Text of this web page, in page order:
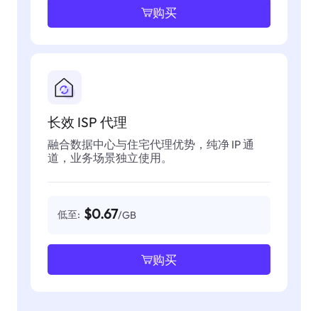
购买
长效 ISP 代理
融合数据中心与住宅代理优势，纯净 IP 通
道，业务场景独立使用。
低至: $0.67/GB
购买